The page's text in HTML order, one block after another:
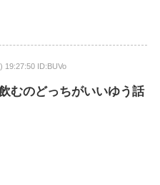
19:27:50 ID:BUVo
むのどっちがいいゆう話